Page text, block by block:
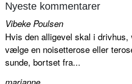
Nyeste kommentarer
Vibeke Poulsen
Hvis den alligevel skal i drivhus,
vælge en noisetterose eller
sunde, bortset fra...